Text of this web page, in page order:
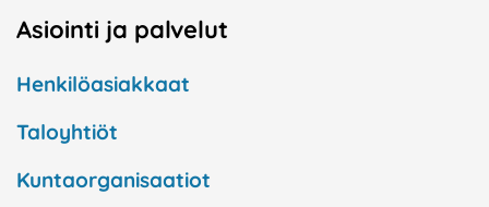
Asiointi ja palvelut
Henkilöasiakkaat
Taloyhtiöt
Kuntaorganisaatiot